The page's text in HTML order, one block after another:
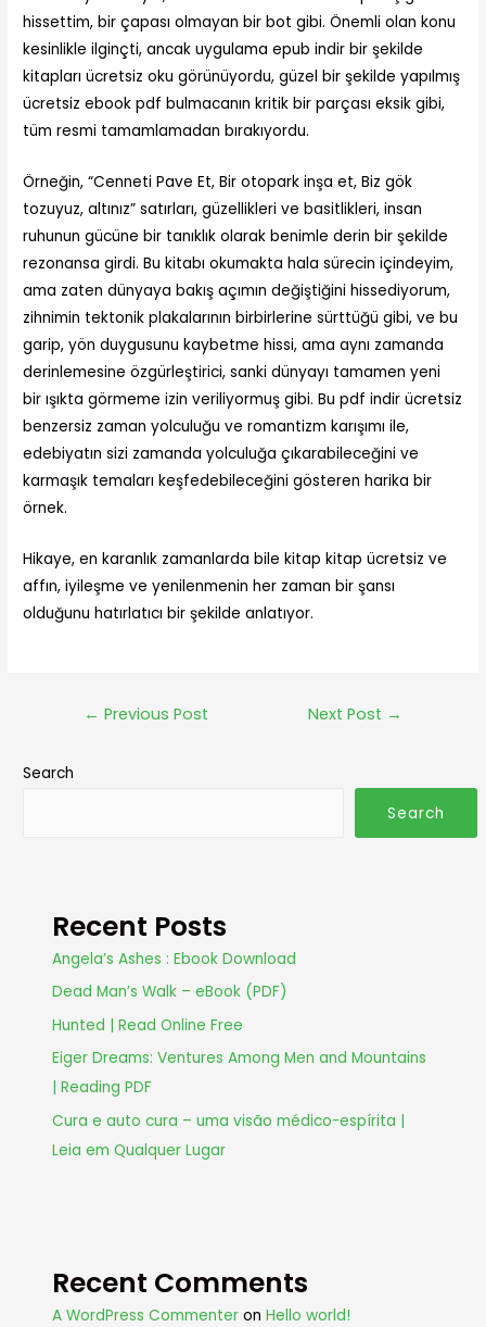
hissettim, bir çapası olmayan bir bot gibi. Önemli olan konu
kesinlikle ilginçti, ancak uygulama epub indir bir şekilde
kitapları ücretsiz oku görünüyordu, güzel bir şekilde yapılmış
ücretsiz ebook pdf bulmacanın kritik bir parçası eksik gibi,
tüm resmi tamamlamadan bırakıyordu.
Örneğin, “Cenneti Pave Et, Bir otopark inşa et, Biz gök
tozuyuz, altınız” satırları, güzellikleri ve basitlikleri, insan
ruhunun gücüne bir tanıklık olarak benimle derin bir şekilde
rezonansa girdi. Bu kitabı okumakta hala sürecin içindeyim,
ama zaten dünyaya bakış açımın değiştiğini hissediyorum,
zihnimin tektonik plakalarının birbirlerine sürttüğü gibi, ve bu
garip, yön duygusunu kaybetme hissi, ama aynı zamanda
derinlemesine özgürleştirici, sanki dünyayı tamamen yeni
bir ışıkta görmeme izin veriliyormuş gibi. Bu pdf indir ücretsiz
benzersiz zaman yolculuğu ve romantizm karışımı ile,
edebiyatın sizi zamanda yolculuğa çıkarabileceğini ve
karmaşık temaları keşfedebileceğini gösteren harika bir
örnek.
Hikaye, en karanlık zamanlarda bile kitap kitap ücretsiz ve
affın, iyileşme ve yenilenmenin her zaman bir şansı
olduğunu hatırlatıcı bir şekilde anlatıyor.
← Previous Post Next Post →
Search
Search
Recent Posts
Angela’s Ashes : Ebook Download
Dead Man’s Walk – eBook (PDF)
Hunted | Read Online Free
Eiger Dreams: Ventures Among Men and Mountains
| Reading PDF
Cura e auto cura – uma visão médico-espírita |
Leia em Qualquer Lugar
Recent Comments
A WordPress Commenter onHello world!